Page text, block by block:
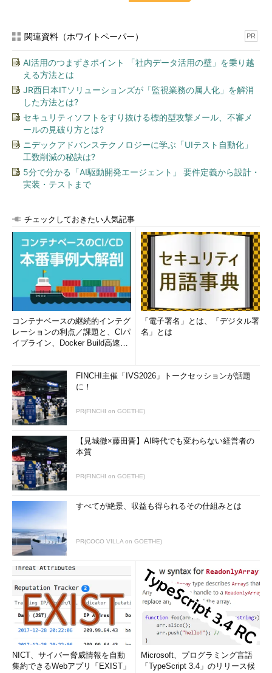
関連資料（ホワイトペーパー） PR
AI活用のつまずきポイント 「社内データ活用の壁」を乗り越
える方法とは
JR西日本ITソリューションズが「監視業務の属人化」を解消
した方法とは?
セキュリティソフトをすり抜ける標的型攻撃メール、不審メ
ールの見破り方とは?
ニデックアドバンステクノロジーに学ぶ「UIテスト自動化」
工数削減の秘訣は?
5分で分かる「AI駆動開発エージェント」 要件定義から設計・
実装・テストまで
チェックしておきたい人気記事
コンテナベースの継続的インテグ
レーションの利点／課題と、CIパ
イプライン、Docker Build高速化
「電子署名」とは、「デジタル署
名」とは
FINCHI主催「IVS2026」トークセッションが話題
に！
PR(FINCHI on GOETHE)
【見城徹×藤田晋】AI時代でも変わらない経営者の
本質
PR(FINCHI on GOETHE)
すべてが絶景、収益も得られるその仕組みとは
PR(COCO VILLA on GOETHE)
NICT、サイバー脅威情報を自動
集約できるWebアプリ「EXIST」
Microsoft、プログラミング言語
「TypeScript 3.4」のリリース候